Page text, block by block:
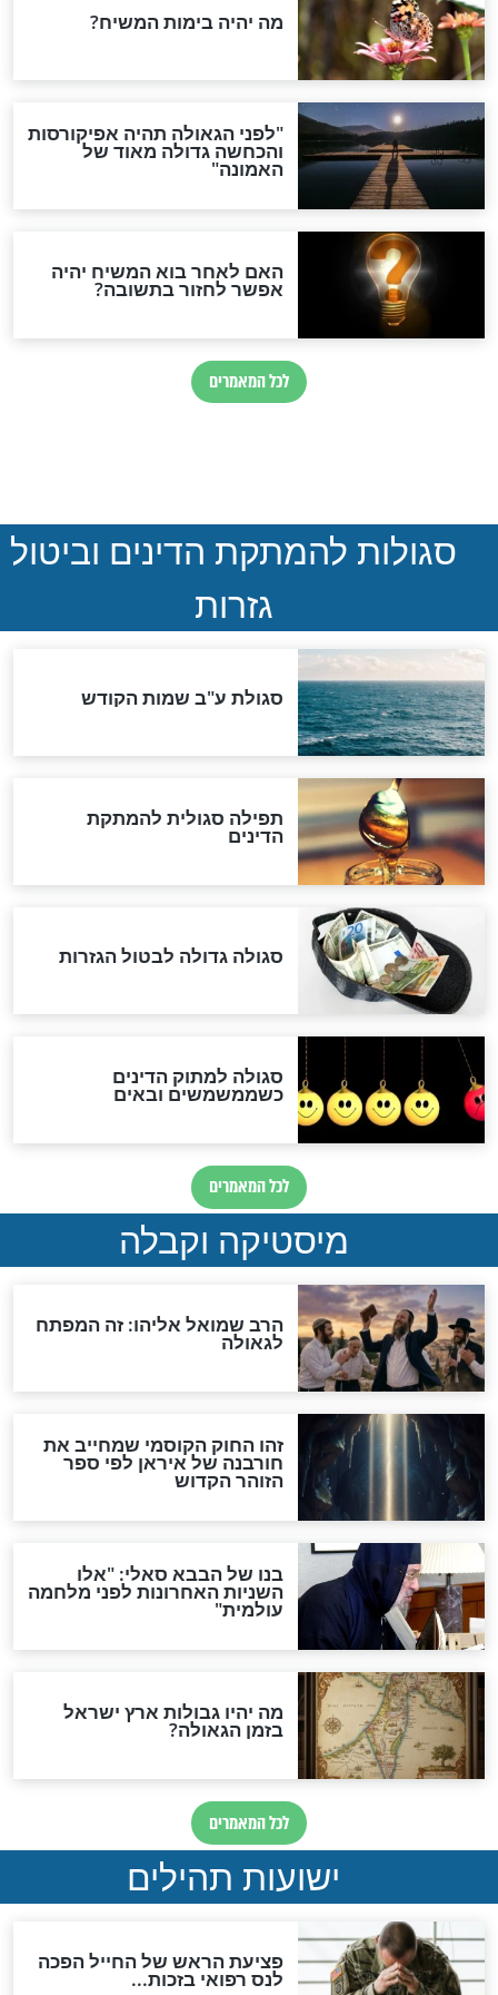
חדשות יהדות
הותר לפרסום: לוחמי מילואים
נהרגו בדרום לבנון
ההסכם החשאי של טראמפ
ואיראן: בלי שקיפות ועם הרבה
סימני שאלה
הנדיר של הרשב"ם התגלה
"מודה לקב"ה על כל השנים"
לכל המאמרים
אחרית הימים
האם אפשר לחשב את הקץ?
מה יהיה בימות המשיח?
"לפני הגאולה תהיה אפיקורסות
והכחשה גדולה מאוד של
האמונה"
האם לאחר בוא המשיח יהיה
אפשר לחזור בתשובה?
לכל המאמרים
להמתקת הדינים וביטול
גזרות